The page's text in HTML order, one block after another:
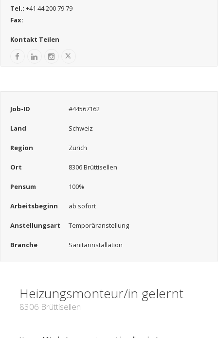
Tel.: +41 44 200 79 79
Fax:
Kontakt Teilen
Job-ID #44567162
Land Schweiz
Region Zürich
Ort 8306 Brüttisellen
Pensum 100%
Arbeitsbeginn ab sofort
Anstellungsart Temporäranstellung
Branche Sanitärinstallation
Heizungsmonteur/in gelernt
8306 Brüttisellen